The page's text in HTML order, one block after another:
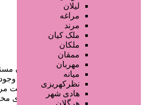
لیلان
مراغه
مرند
ملک کیان
ملکان
ممقان
مهربان
میانه
نظرکهریزی
هادی شهر
در سایت تبلیغاتی مرکز زیبایی کاربران
می‌گیرند و هیچ واسطه‌ای در این میان
فرمایید که در خرید و فروشِ شما سایت
نداشته و کاربران باید خودشان جنبه‌های